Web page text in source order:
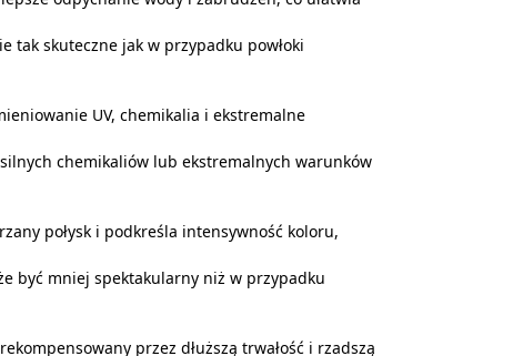
tak skuteczne jak w przypadku powłoki
UV, chemikalia i ekstremalne
chemikaliów lub ekstremalnych warunków
połysk i podkreśla intensywność koloru,
być mniej spektakularny niż w przypadku
przez dłuższą trwałość i rzadszą